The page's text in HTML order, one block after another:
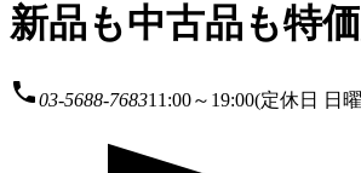
新品も中古品も特
local_phone03-5688-768311:00～19:00(定休日 日